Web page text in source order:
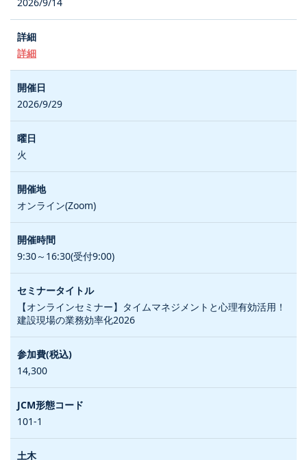
詳細
2026/9/29
火
オンライン(Zoom)
9:30～16:30(受付9:00)
【オンラインセミナー】タイムマネジメントと心理有効活用！
建設現場の業務効率化2026
14,300
101-1